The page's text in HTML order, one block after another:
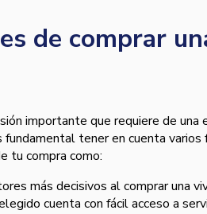
de comprar
importante que requiere de una
tener en cuenta varios
tu compra como:
más decisivos al comprar una
cuenta con fácil acceso a